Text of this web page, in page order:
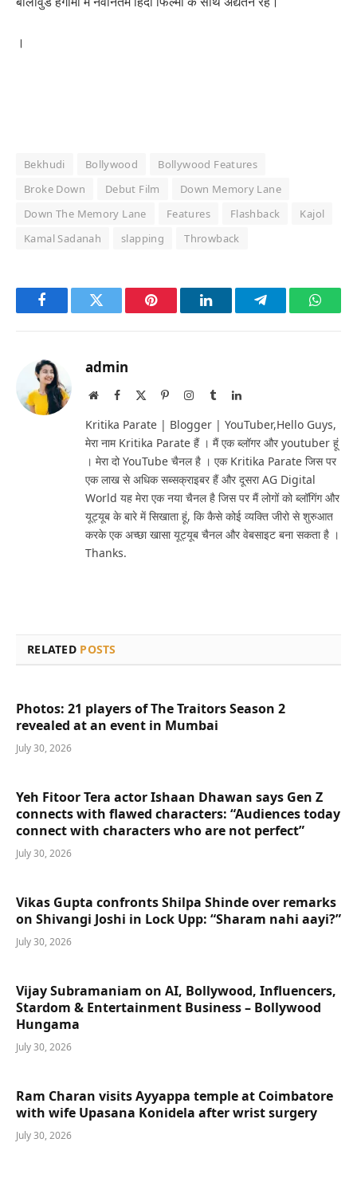
।
Bekhudi Bollywood
Bollywood Features
Broke Down
Debut Film
Down Memory Lane
Down The Memory Lane
Features Flashback
Kajol
Kamal Sadanah
slapping Throwback
FacebookTwitter Pinterest LinkedInTelegram
admin
WebsiteFacebook PinterestInstagram
TumblrLinkedIn
Kritika Parate | Blogger | YouTuber,Hello Guys,
मेरा नाम Kritika Parate हैं । मैं एक ब्लॉगर और youtuber हूं
। मेरा दो YouTube चैनल है । एक Kritika Parate जिस पर
एक लाख से अधिक सब्सक्राइबर हैं और दूसरा AG Digital
World यह मेरा एक नया चैनल है जिस पर मैं लोगों को ब्लॉगिंग और
यूट्यूब के बारे में सिखाता हूं, कि कैसे कोई व्यक्ति जीरो से शुरुआत
करके एक अच्छा खासा यूट्यूब चैनल और वेबसाइट बना सकता है ।
Thanks.
RELATED POSTS
Photos: 21 players of The Traitors Season 2
revealed at an event in Mumbai
July 30, 2026
Yeh Fitoor Tera actor Ishaan Dhawan says Gen Z
connects with flawed characters: “Audiences today
connect with characters who are not perfect”
July 30, 2026
Vikas Gupta confronts Shilpa Shinde over remarks
on Shivangi Joshi in Lock Upp: “Sharam nahi aayi?”
July 30, 2026
Vijay Subramaniam on AI, Bollywood, Influencers,
Stardom & Entertainment Business – Bollywood
Hungama
July 30, 2026
Ram Charan visits Ayyappa temple at Coimbatore
with wife Upasana Konidela after wrist surgery
July 30, 2026